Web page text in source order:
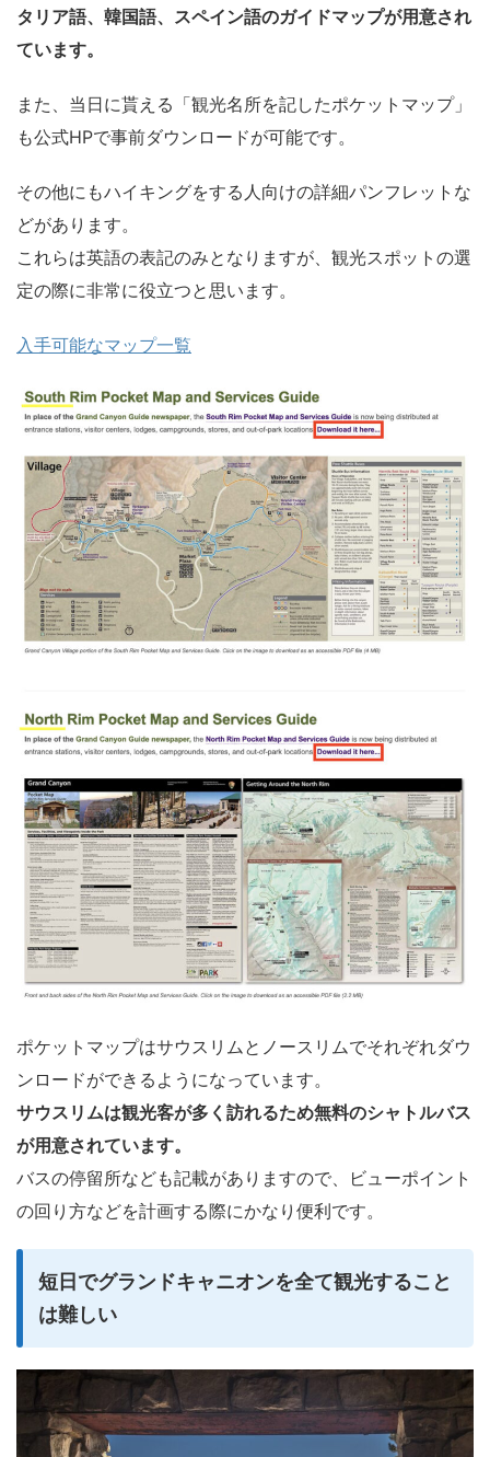
タリア語、韓国語、スペイン語のガイドマップが用意され
ています。
また、当日に貰える「観光名所を記したポケットマップ」
も公式HPで事前ダウンロードが可能です。
その他にもハイキングをする人向けの詳細パンフレットな
どがあります。
これらは英語の表記のみとなりますが、観光スポットの選
定の際に非常に役立つと思います。
入手可能なマップ一覧
ポケットマップはサウスリムとノースリムでそれぞれダウ
ンロードができるようになっています。
サウスリムは観光客が多く訪れるため無料のシャトルバス
が用意されています。
バスの停留所なども記載がありますので、ビューポイント
の回り方などを計画する際にかなり便利です。
短日でグランドキャニオンを全て観光すること
は難しい